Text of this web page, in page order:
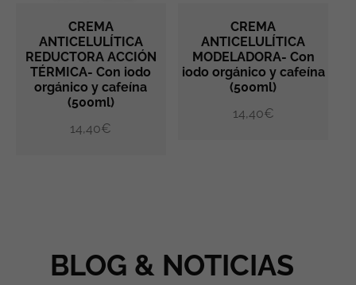
AÑADIR AL CARRITO
CREMA
ANTICELULÍTICA
REDUCTORA ACCIÓN
TÉRMICA- Con iodo
orgánico y cafeína
(500ml)
14,40€
AÑADIR AL CARRITO
CREMA
ANTICELULÍTICA
MODELADORA- Con
iodo orgánico y cafeína
(500ml)
14,40€
BLOG & NOTICIAS